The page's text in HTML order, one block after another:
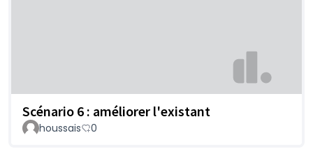
Scénario 6 : améliorer l'existant
houssais 0